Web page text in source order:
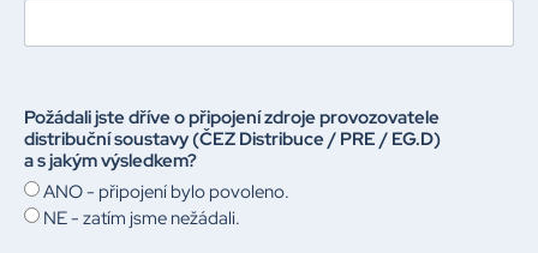
Požádali jste dříve o připojení zdroje provozovatele
distribuční soustavy (ČEZ Distribuce / PRE / EG.D)
a s jakým výsledkem?
ANO - připojení bylo povoleno.
NE - zatím jsme nežádali.